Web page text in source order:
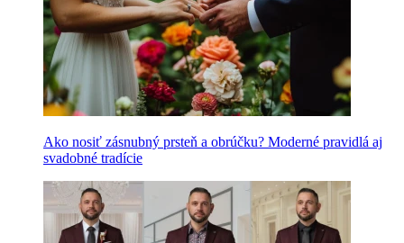
Ako nosiť zásnubný prsteň a obrúčku? Moderné pravidlá aj
svadobné tradície